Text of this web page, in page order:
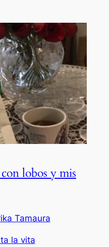
lobos y mis
Tamaura
la vita